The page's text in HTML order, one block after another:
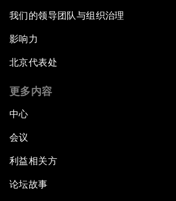
我们的领导团队与组织治理
影响力
北京代表处
更多内容
中心
会议
利益相关方
论坛故事